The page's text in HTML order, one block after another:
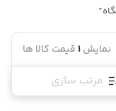
نمایش1قیمت کالا ها
مرتب سازی